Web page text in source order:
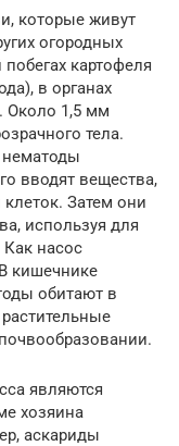
которые живут
огородных
картофеля
в органах
Около 1,5 мм
тела.
вводят вещества,
Затем они
используя для
насос
кишечнике
обитают в
являются
хозяина
аскариды